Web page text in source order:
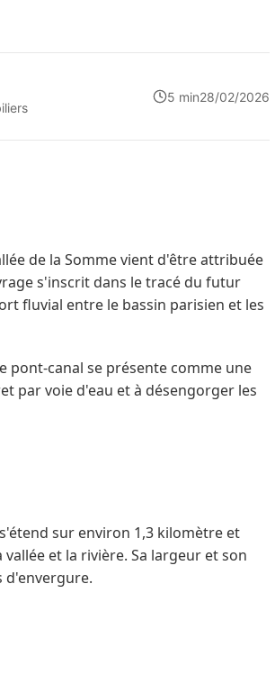
5 min28/02/2026
de la Somme vient d'être attribuée
s'inscrit dans le tracé du futur
fluvial entre le bassin parisien et les
pont‑canal se présente comme une
par voie d'eau et à désengorger les
sur environ 1,3 kilomètre et
et la rivière. Sa largeur et son
d'envergure.